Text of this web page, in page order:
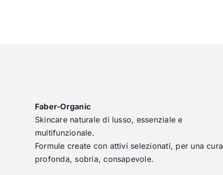
Faber-Organic
Skincare naturale di lusso, essenziale e
multifunzionale.
Formule create con attivi selezionati, per una cura
profonda, sobria, consapevole.